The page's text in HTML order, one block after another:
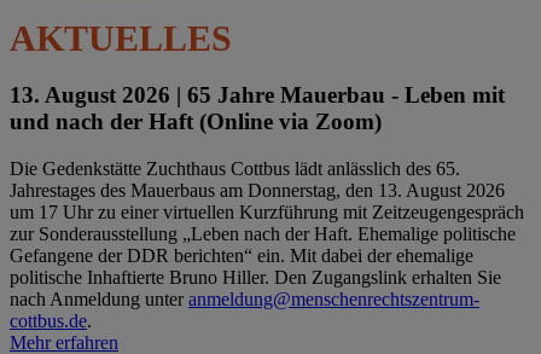
AKTUELLES
13. August 2026 | 65 Jahre Mauerbau - Leben mit
und nach der Haft (Online via Zoom)
Die Gedenkstätte Zuchthaus Cottbus lädt anlässlich des 65.
Jahrestages des Mauerbaus am Donnerstag, den 13. August 2026
um 17 Uhr zu einer virtuellen Kurzführung mit Zeitzeugengespräch
zur Sonderausstellung „Leben nach der Haft. Ehemalige politische
Gefangene der DDR berichten“ ein. Mit dabei der ehemalige
politische Inhaftierte Bruno Hiller. Den Zugangslink erhalten Sie
nach Anmeldung unteranmeldung@menschenrechtszentrum-
cottbus.de.
Mehr erfahren